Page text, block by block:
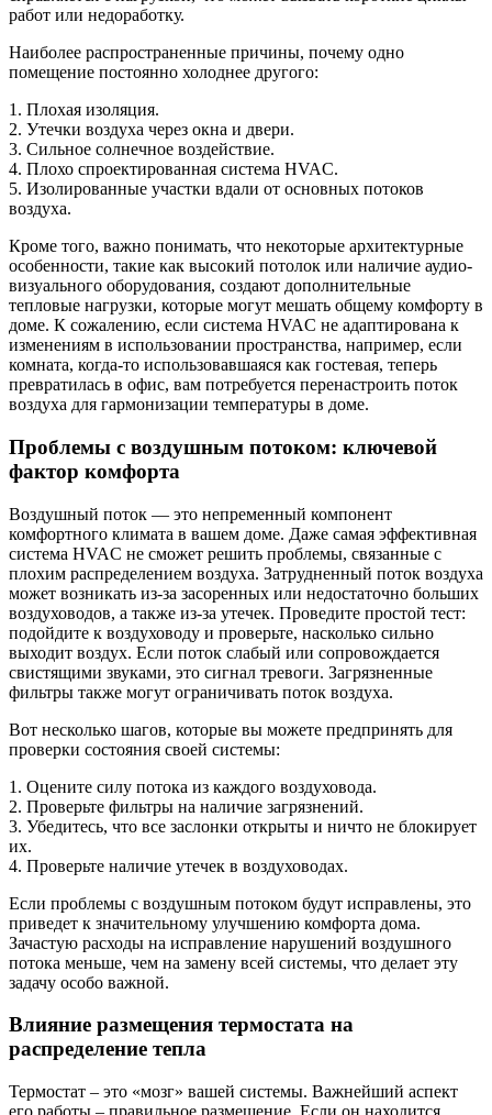
работ или недоработку.
Наиболее распространенные причины, почему одно
помещение постоянно холоднее другого:
1. Плохая изоляция.
2. Утечки воздуха через окна и двери.
3. Сильное солнечное воздействие.
4. Плохо спроектированная система HVAC.
5. Изолированные участки вдали от основных потоков
воздуха.
Кроме того, важно понимать, что некоторые архитектурные
особенности, такие как высокий потолок или наличие аудио-
визуального оборудования, создают дополнительные
тепловые нагрузки, которые могут мешать общему комфорту в
доме. К сожалению, если система HVAC не адаптирована к
изменениям в использовании пространства, например, если
комната, когда-то использовавшаяся как гостевая, теперь
превратилась в офис, вам потребуется перенастроить поток
воздуха для гармонизации температуры в доме.
Проблемы с воздушным потоком: ключевой
фактор комфорта
Воздушный поток — это непременный компонент
комфортного климата в вашем доме. Даже самая эффективная
система HVAC не сможет решить проблемы, связанные с
плохим распределением воздуха. Затрудненный поток воздуха
может возникать из-за засоренных или недостаточно больших
воздуховодов, а также из-за утечек. Проведите простой тест:
подойдите к воздуховоду и проверьте, насколько сильно
выходит воздух. Если поток слабый или сопровождается
свистящими звуками, это сигнал тревоги. Загрязненные
фильтры также могут ограничивать поток воздуха.
Вот несколько шагов, которые вы можете предпринять для
проверки состояния своей системы:
1. Оцените силу потока из каждого воздуховода.
2. Проверьте фильтры на наличие загрязнений.
3. Убедитесь, что все заслонки открыты и ничто не блокирует
их.
4. Проверьте наличие утечек в воздуховодах.
Если проблемы с воздушным потоком будут исправлены, это
приведет к значительному улучшению комфорта дома.
Зачастую расходы на исправление нарушений воздушного
потока меньше, чем на замену всей системы, что делает эту
задачу особо важной.
Влияние размещения термостата на
распределение тепла
Термостат – это «мозг» вашей системы. Важнейший аспект
его работы – правильное размещение. Если он находится